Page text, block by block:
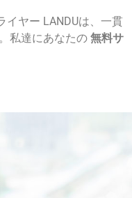
イヤー LANDUは、一貫
私達にあなたの 無料サ